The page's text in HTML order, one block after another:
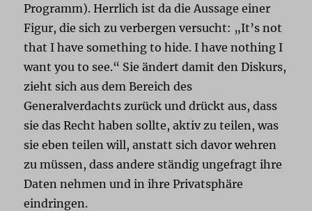
Programm). Herrlich ist da die Aussage einer
Figur, die sich zu verbergen versucht: „It’s not
that I have something to hide. I have nothing I
want you to see.“ Sie ändert damit den Diskurs,
zieht sich aus dem Bereich des
Generalverdachts zurück und drückt aus, dass
sie das Recht haben sollte, aktiv zu teilen, was
sie eben teilen will, anstatt sich davor wehren
zu müssen, dass andere ständig ungefragt ihre
Daten nehmen und in ihre Privatsphäre
eindringen.